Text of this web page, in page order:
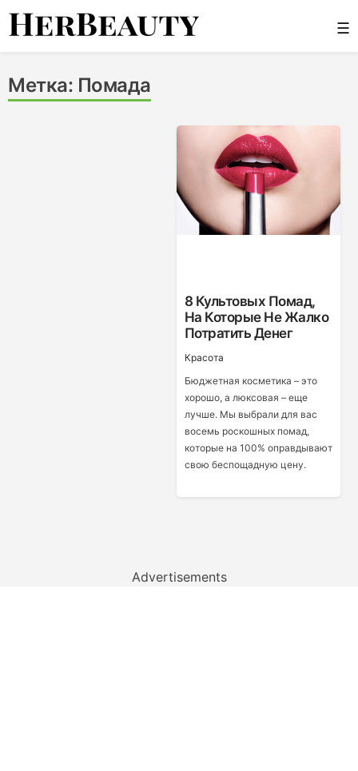
Skip
☰
Метка: Помада
8 Культовых Помад,
На Которые Не Жалко
Потратить Денег
Красота
Бюджетная косметика – это
хорошо, а люксовая – еще
лучше. Мы выбрали для вас
восемь роскошных помад,
которые на 100% оправдывают
свою беспощадную цену.
Advertisements